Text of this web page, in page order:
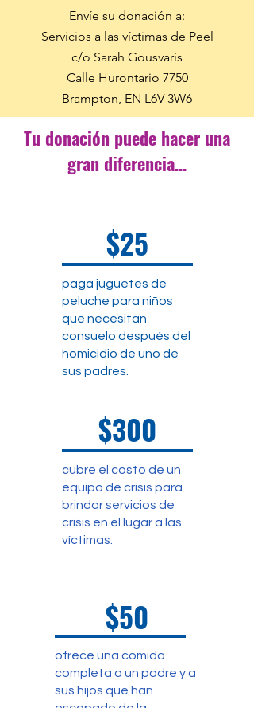
Envíe su donación a:
Servicios a las víctimas de Peel
c/o Sarah Gousvaris
Calle Hurontario 7750
Brampton, EN L6V 3W6
Tu donación puede hacer una
gran diferencia...
$25
paga juguetes de
peluche para niños
que necesitan
consuelo después del
homicidio de uno de
sus padres.
$300
cubre el costo de un
equipo de crisis para
brindar servicios de
crisis en el lugar a las
víctimas.
$50
ofrece una comida
completa a un padre y a
sus hijos que han